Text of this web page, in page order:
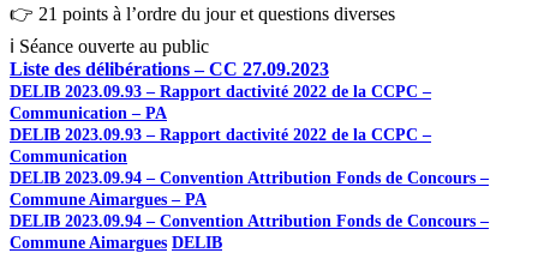
👉 21 points à l’ordre du jour et questions diverses
ℹ Séance ouverte au public
Liste des délibérations – CC 27.09.2023
DELIB 2023.09.93 – Rapport dactivité 2022 de la CCPC –
Communication – PA
DELIB 2023.09.93 – Rapport dactivité 2022 de la CCPC –
Communication
DELIB 2023.09.94 – Convention Attribution Fonds de Concours –
Commune Aimargues – PA
DELIB 2023.09.94 – Convention Attribution Fonds de Concours –
Commune Aimargues DELIB